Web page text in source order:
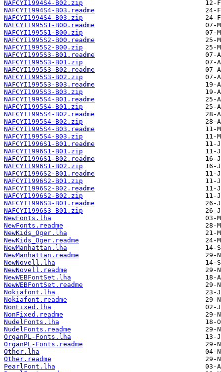
NAFCYI1994S4-B02.zip
NAFCYI1994S4-B03.readme
NAFCYI1994S4-B03.zip
NAFCYI1995S1-B00.readme
NAFCYI1995S1-B00.zip
NAFCYI1995S2-B00.readme
NAFCYI1995S2-B00.zip
NAFCYI1995S3-B01.readme
NAFCYI1995S3-B01.zip
NAFCYI1995S3-B02.readme
NAFCYI1995S3-B02.zip
NAFCYI1995S3-B03.readme
NAFCYI1995S3-B03.zip
NAFCYI1995S4-B01.readme
NAFCYI1995S4-B01.zip
NAFCYI1995S4-B02.readme
NAFCYI1995S4-B02.zip
NAFCYI1995S4-B03.readme
NAFCYI1995S4-B03.zip
NAFCYI1996S1-B01.readme
NAFCYI1996S1-B01.zip
NAFCYI1996S1-B02.readme
NAFCYI1996S1-B02.zip
NAFCYI1996S2-B01.readme
NAFCYI1996S2-B01.zip
NAFCYI1996S2-B02.readme
NAFCYI1996S2-B02.zip
NAFCYI1996S3-B01.readme
NAFCYI1996S3-B01.zip
NewFonts.lha
NewFonts.readme
NewKids_Oger.lha
NewKids_Oger.readme
NewManhattan.lha
NewManhattan.readme
NewNovell.lha
NewNovell.readme
NewWEBFontSet.lha
NewWEBFontSet.readme
Nokiafont.lha
Nokiafont.readme
NonFixed.lha
NonFixed.readme
NudelFonts.lha
NudelFonts.readme
OrganPL-Fonts.lha
OrganPL-Fonts.readme
Other.lha
Other.readme
PearlFont.lha